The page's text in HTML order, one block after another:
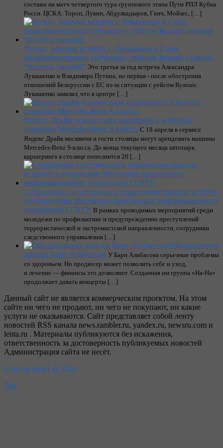
составы на матч четвертого тура группового этапа Пути РПЛ Кубка
Росси. ЦСКА: Тороп, Лукин, Абдулкадыров, Гаич, Мойзес, […]
Путин, начиная встречу с Лукашенко в Сочи,
прокомментировал ситуацию с рейсом Ryanair словами
“всплеск эмоций” Это третья за год встреча Александра
Лукашенко и Владимира Путина, но первая - после обострения
отношений Белоруссии с ЕС из-за ситуации с рейсом Ryanair.
Лукашенко заявлял, что в центре […]
Яндекс Драйв усилил парк каршеринга в Москве
седанами Mercedes-Benz S-класса С 18 апреля в сервисе
Яндекс Драйв москвичи и гости столицы могут арендовать машины
Mercedes-Benz S-класса. До конца текущего месяца автопарк
каршеринга в столице пополнится 20 […]
Сотрудники следственного управления провели встречу
со студентами Института прикладных информационных
технологий ГГНТУ В рамках проводимых мероприятий среди
молодежи по профилактике и предупреждению преступлений
террористической и экстремистской направленности, сотрудники
следственного управыления […]
Обнародованы
доходы Бари Алибасова У Бари Алибасова серьезные проблемы
со здоровьем. Но продюсер может позволить себе и уход,
и лечение — финансы это дозволяют. Созданная им группа «На-На»
продолжает давать концерты […]
Данный сайт не является коммерческим проектом. На этом
сайте ни чего не продают, ни чего не покупают, ни какие
услуги не оказываются. Сайт представляет собой ленту
новостей RSS канала news.rambler.ru, yandex.ru, newsru.com и
lenta.ru . Материалы публикуются без искажения,
ответственность за достоверность публикуемых новостей
Администрация сайта не несёт.
Сайт от bmb1 @ 2022
Top